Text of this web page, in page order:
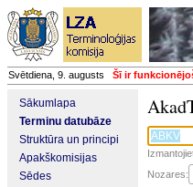
Svētdiena, 9. augusts Šī ir
Sākumlapa
Terminu datubāze
Struktūra un principi
Apakškomisijas
Sēdes
Nozares: